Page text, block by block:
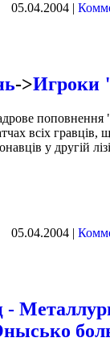
05.04.2004 |
->Игроки
всіх гравців,
у другій
05.04.2004 |
-